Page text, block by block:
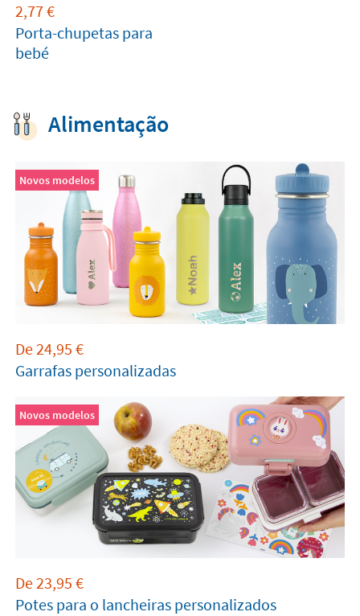
2,77€
Porta-chupetas para
bebé
Alimentação
Novos modelos
De 24,95 €
Garrafas personalizadas
Novos modelos
De23,95 €
Potes para o lancheiras personalizados